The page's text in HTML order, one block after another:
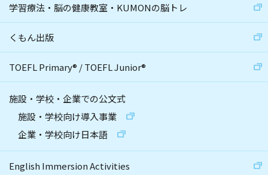
学習療法・脳の健康教室・KUMONの脳トレ
くもん出版
TOEFL Primary® /TOEFL Junior®
施設・学校・企業での公文式
施設・学校向け導入事業
企業・学校向け日本語
English Immersion Activities